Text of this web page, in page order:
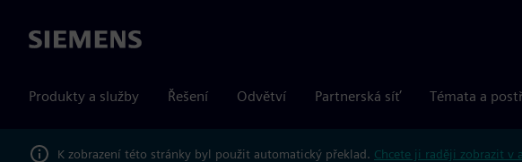
Siemens
Produkty a služby Řešení Odvětví Partnerská síť Témata a
K zobrazení této stránky byl použit automatický překlad. Chcete ji raději zobrazit v